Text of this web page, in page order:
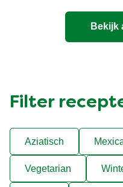
Bekijk
Filter
Aziatisch
Vegetarian